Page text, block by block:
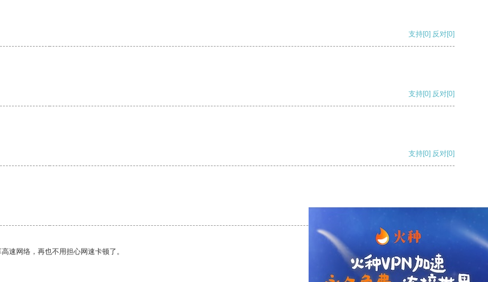
支持[0] 反对[0]
支持[0] 反对[0]
支持[0] 反对[0]
速网络，再也不用担心网速卡顿了。
支持 [0] 反对 [0]